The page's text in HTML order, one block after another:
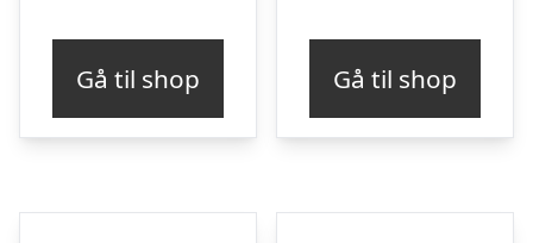
Gå til shop Gå til shop